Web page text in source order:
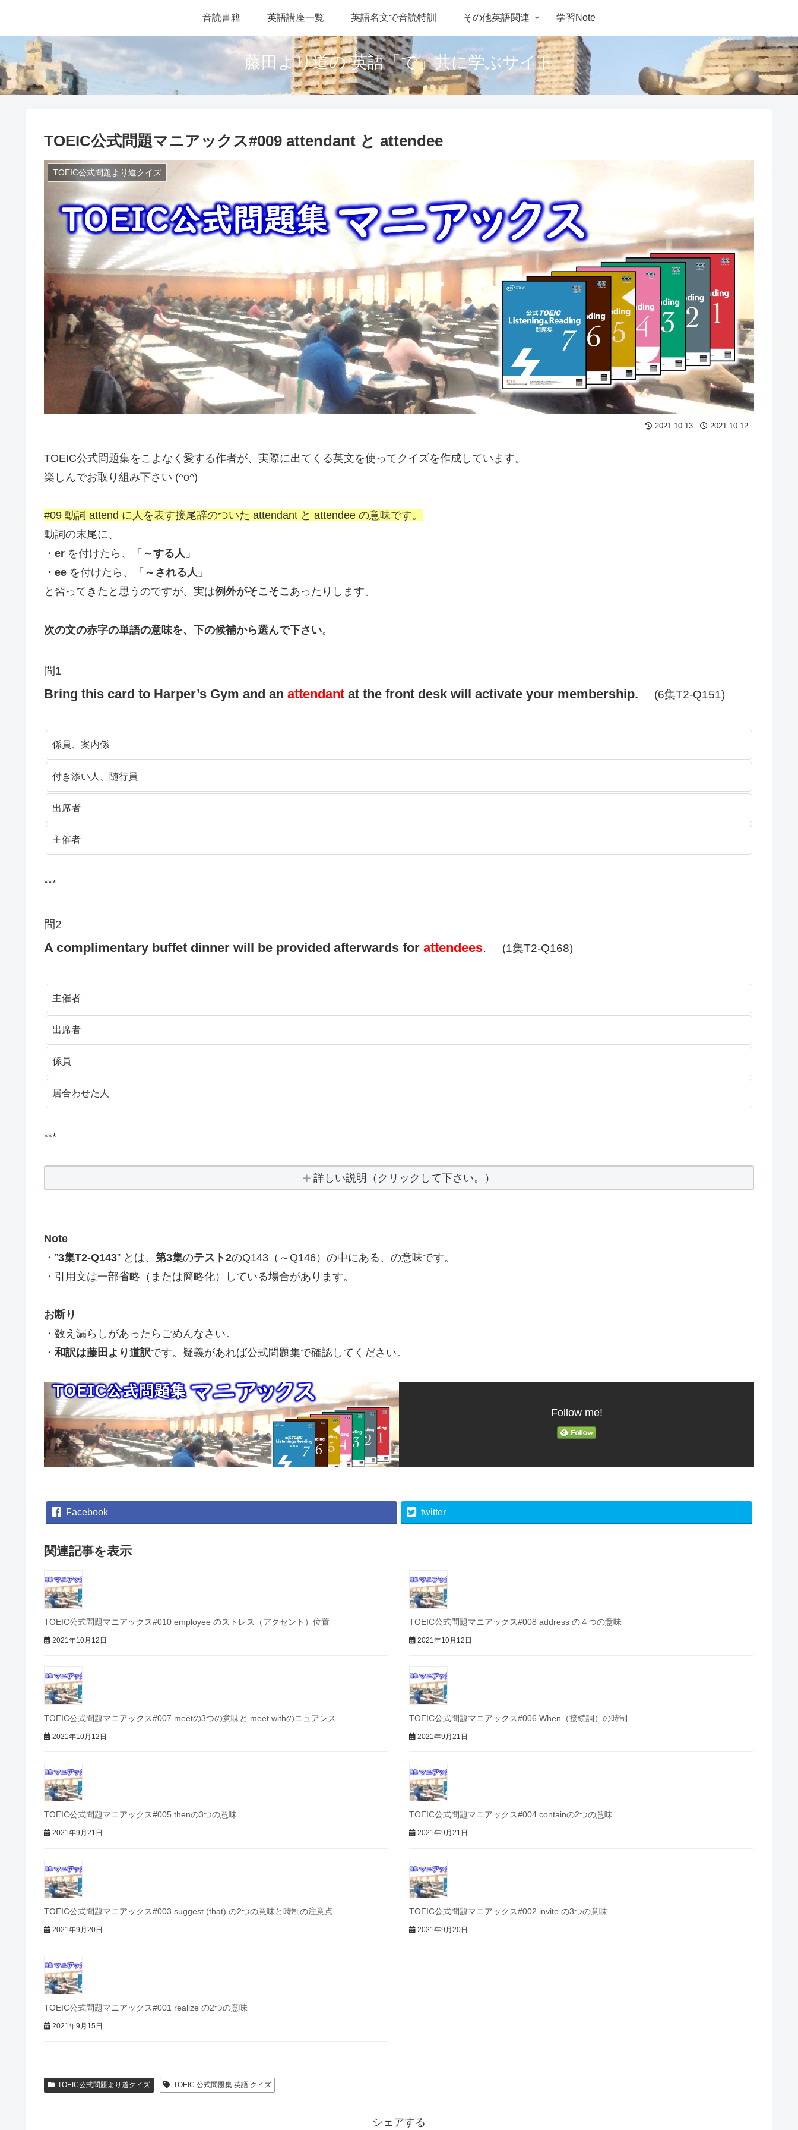
藤田より道の 英語「で」共に学ぶサイト
音読書籍 英語講座一覧 英語名文で音読特訓 その他英語関連 学習Note
TOEIC公式問題マニアックス#009 attendant と attendee
TOEIC公式問題より道クイズ
2021.10.13 2021.10.12
TOEIC公式問題集をこよなく愛する作者が、実際に出てくる英文を使ってクイズを作成しています。
楽しんでお取り組み下さい (^o^)
#09 動詞 attend に人を表す接尾辞のついた attendant と attendee の意味です。
動詞の末尾に、
・ er を付けたら、「 ～する人 」
・ee を付けたら、「 ～される人 」
と習ってきたと思うのですが、実は例外がそこそこあったりします。
次の文の赤字の単語の意味を、下の候補から選んで下さい。
問1
Bring this card to Harper’s Gym and an attendant at the front desk will activate your membership. (6集T2-Q151)
係員、案内係
付き添い人、随行員
出席者
主催者
***
問2
A complimentary buffet dinner will be provided afterwards for attendees. (1集T2-Q168)
主催者
出席者
係員
居合わせた人
***
詳しい説明（クリックして下さい。）
Note
・”3集T2-Q143” とは、 第3集のテスト2のQ143（～Q146）の中にある、の意味です。
・引用文は一部省略（または簡略化）している場合があります。
お断り
・数え漏らしがあったらごめんなさい。
・ 和訳は藤田より道訳です。疑義があれば公式問題集で確認してください。
Follow me!
Facebook twitter
関連記事を表示
TOEIC公式問題マニアックス#010 employee のストレス（アクセント）位置
2021年10月12日
TOEIC公式問題マニアックス#008 address の４つの意味
2021年10月12日
TOEIC公式問題マニアックス#007 meetの3つの意味と meet withのニュアンス
2021年10月12日
TOEIC公式問題マニアックス#006 When（接続詞）の時制
2021年9月21日
TOEIC公式問題マニアックス#005 thenの3つの意味
2021年9月21日
TOEIC公式問題マニアックス#004 containの2つの意味
2021年9月21日
TOEIC公式問題マニアックス#003 suggest (that) の2つの意味と時制の注意点
2021年9月20日
TOEIC公式問題マニアックス#002 invite の3つの意味
2021年9月20日
TOEIC公式問題マニアックス#001 realize の2つの意味
2021年9月15日
TOEIC公式問題より道クイズ TOEIC 公式問題集 英語 クイズ
シェアする